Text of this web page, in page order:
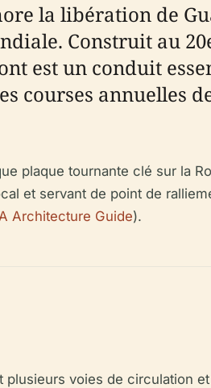
la libération de
Construit au
est un conduit
courses annuelles
plaque tournante clé sur la
et servant de point de
Architecture Guide).
voies de circulation